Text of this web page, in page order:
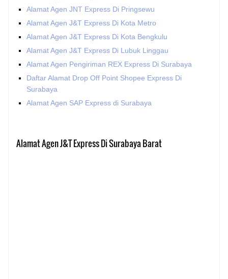
Alamat Agen JNT Express Di Pringsewu
Alamat Agen J&T Express Di Kota Metro
Alamat Agen J&T Express Di Kota Bengkulu
Alamat Agen J&T Express Di Lubuk Linggau
Alamat Agen Pengiriman REX Express Di Surabaya
Daftar Alamat Drop Off Point Shopee Express Di
Surabaya
Alamat Agen SAP Express di Surabaya
Alamat Agen J&T Express Di Surabaya Barat